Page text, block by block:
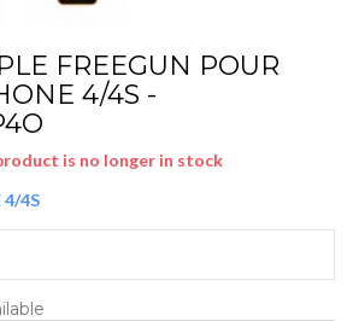
FREEGUN POUR
4/4S -
is no longer in stock
4/4S